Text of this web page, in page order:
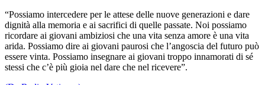
“Possiamo intercedere per le attese delle nuove generazioni e dare
dignità alla memoria e ai sacrifici di quelle passate. Noi possiamo
ricordare ai giovani ambiziosi che una vita senza amore è una vita
arida. Possiamo dire ai giovani paurosi che l’angoscia del futuro può
essere vinta. Possiamo insegnare ai giovani troppo innamorati di sé
stessi che c’è più gioia nel dare che nel ricevere”.